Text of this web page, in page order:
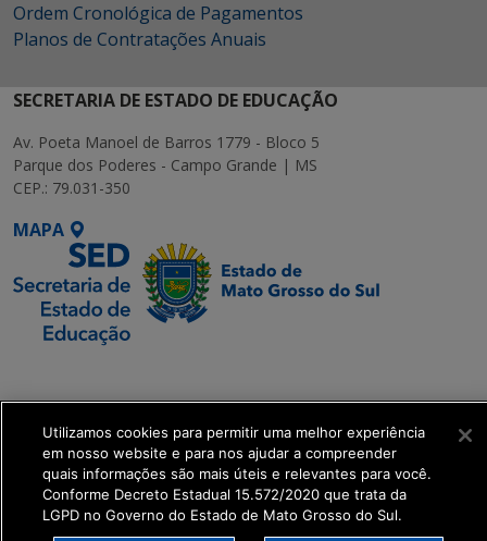
Ordem Cronológica de Pagamentos
Planos de Contratações Anuais
SECRETARIA DE ESTADO DE EDUCAÇÃO
Av. Poeta Manoel de Barros 1779 - Bloco 5
Parque dos Poderes - Campo Grande | MS
CEP.: 79.031-350
MAPA
Executiva de
Transformação Digital
get_footer();
Utilizamos cookies para permitir uma melhor experiência
em nosso website e para nos ajudar a compreender
quais informações são mais úteis e relevantes para você.
Conforme Decreto Estadual 15.572/2020 que trata da
LGPD no Governo do Estado de Mato Grosso do Sul.